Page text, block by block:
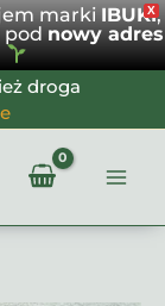
X
markiIBUKI,
podnowy adres
droga